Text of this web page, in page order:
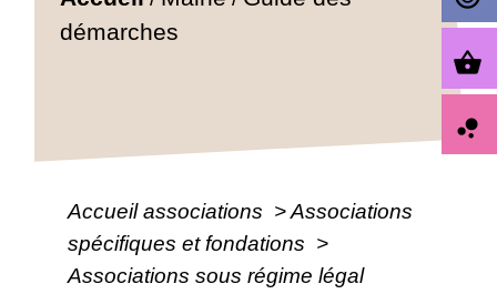
démarches
Accueil associations >Associations
spécifiques et fondations >
Associations sous régime légal
shopping_basket
bubble_chart